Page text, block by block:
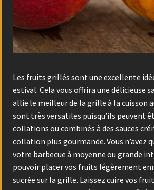
Les fruits grillés sont une excellente
estival. Cela vous offrira une délicieuse
allie le meilleur de la grille à la cuisson
sont très versatiles puisqu’ils peuvent
collations ou combinés à des sauces
collation plus gourmande. Vous n’avez
votre barbecue à moyenne ou grande
pouvoir placer vos fruits légèrement
sucrée sur la grille. Laissez cuire vos